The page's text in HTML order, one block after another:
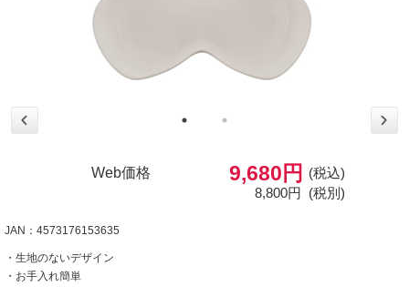
Web価格 9,680円
(税込)
8,800円 (税別)
JAN：4573176153635
・生地のないデザイン
・お手入れ簡単